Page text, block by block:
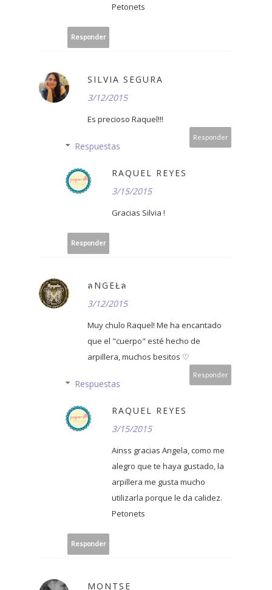
Petonets
Responder
SILVIA SEGURA
3/12/2015
Es precioso Raquel!!!
Responder
Respuestas
RAQUEL REYES
3/15/2015
Gracias Silvia !
Responder
ลNGΕŁล
3/12/2015
Muy chulo Raquel! Me ha encantado
que el "cuerpo" esté hecho de
arpillera, muchos besitos ♡
Responder
Respuestas
RAQUEL REYES
3/15/2015
Ainss gracias Angela, como me
alegro que te haya gustado, la
arpillera me gusta mucho
utilizarla porque le da calidez.
Petonets
Responder
MONTSE